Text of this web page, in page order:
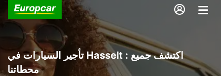
تأجير السيارات في Hasselt : اكتشف جميع
محطاتنا